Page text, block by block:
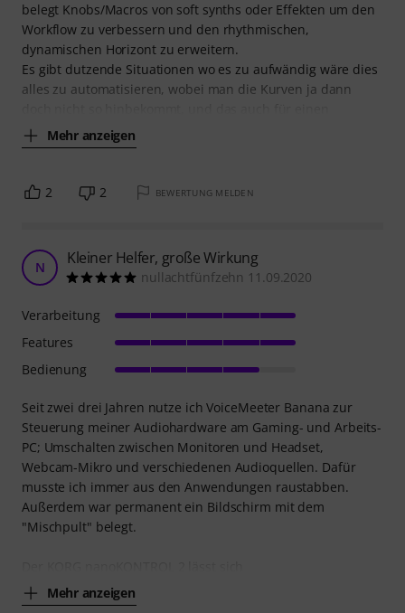
belegt Knobs/Macros von soft synths oder Effekten um den
Workflow zu verbessern und den rhythmischen,
dynamischen Horizont zu erweitern.
Es gibt dutzende Situationen wo es zu aufwändig wäre dies
alles zu automatisieren, wobei man die Kurven ja dann
Mehr anzeigen
2 2 BEWERTUNG MELDEN
N Kleiner Helfer, große Wirkung
nullachtfünfzehn 11.09.2020
Seit zwei drei Jahren nutze ich VoiceMeeter Banana zur
Steuerung meiner Audiohardware am Gaming- und Arbeits-
PC; Umschalten zwischen Monitoren und Headset,
Webcam-Mikro und verschiedenen Audioquellen. Dafür
musste ich immer aus den Anwendungen raustabben.
Außerdem war permanent ein Bildschirm mit dem
"Mischpult" belegt.
Mehr anzeigen
Verarbeitung
Features
Bedienung